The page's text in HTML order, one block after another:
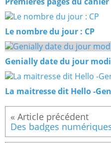
Le nombre du jour : CP
Genially date du jour
La maitresse dit Hello -